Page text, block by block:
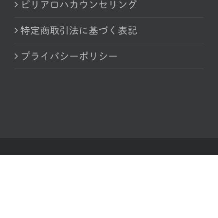
ピリアロハカウンセリング
特定商取引法に基づく表記
プライバシーポリシー